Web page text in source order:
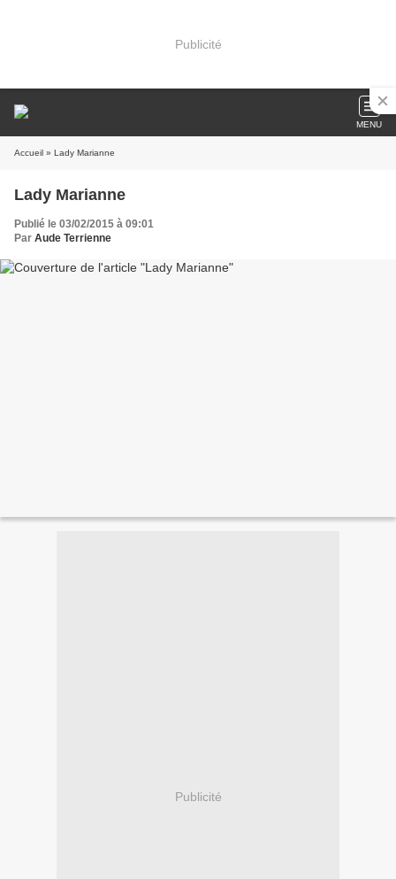
Publicité
MENU
Accueil » Lady Marianne
Lady Marianne
Publié le 03/02/2015 à 09:01
Par Aude Terrienne
Publicité